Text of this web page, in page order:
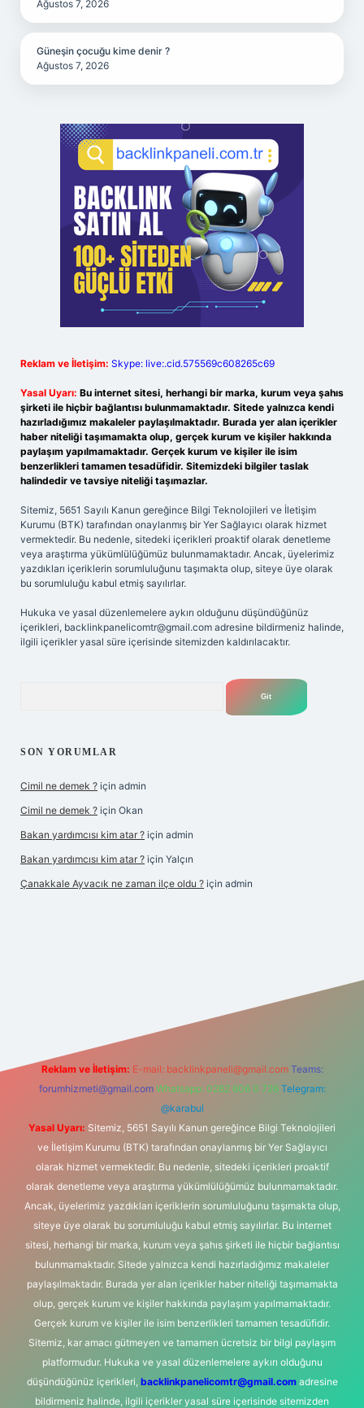
Ağustos 7, 2026
Güneşin çocuğu kime denir ?
Ağustos 7, 2026
Reklam ve İletişim: Skype: live:.cid.575569c608265c69
Yasal Uyarı: Bu internet sitesi, herhangi bir marka, kurum veya şahıs
şirketi ile hiçbir bağlantısı bulunmamaktadır. Sitede yalnızca kendi
hazırladığımız makaleler paylaşılmaktadır. Burada yer alan içerikler
haber niteliği taşımamakta olup, gerçek kurum ve kişiler hakkında
paylaşım yapılmamaktadır. Gerçek kurum ve kişiler ile isim
benzerlikleri tamamen tesadüfidir. Sitemizdeki bilgiler taslak
halindedir ve tavsiye niteliği taşımazlar.
Sitemiz, 5651 Sayılı Kanun gereğince Bilgi Teknolojileri ve İletişim
Kurumu (BTK) tarafından onaylanmış bir Yer Sağlayıcı olarak hizmet
vermektedir. Bu nedenle, sitedeki içerikleri proaktif olarak denetleme
veya araştırma yükümlülüğümüz bulunmamaktadır. Ancak, üyelerimiz
yazdıkları içeriklerin sorumluluğunu taşımakta olup, siteye üye olarak
bu sorumluluğu kabul etmiş sayılırlar.
Hukuka ve yasal düzenlemelere aykırı olduğunu düşündüğünüz
içerikleri, backlinkpanelicomtr@gmail.com adresine bildirmeniz halinde,
ilgili içerikler yasal süre içerisinde sitemizden kaldırılacaktır.
SON YORUMLAR
Cimil ne demek ? için admin
Cimil ne demek ? için Okan
Bakan yardımcısı kim atar ? için admin
Bakan yardımcısı kim atar ? için Yalçın
Çanakkale Ayvacık ne zaman ilçe oldu ? için admin
Reklam ve İletişim: E-mail: backlinkpaneli@gmail.com Teams:
forumhizmeti@gmail.com Whatsapp: 0262 606 0 726 Telegram:
@karabul
Yasal Uyarı: Sitemiz, 5651 Sayılı Kanun gereğince Bilgi Teknolojileri
ve İletişim Kurumu (BTK) tarafından onaylanmış bir Yer Sağlayıcı
olarak hizmet vermektedir. Bu nedenle, sitedeki içerikleri proaktif
olarak denetleme veya araştırma yükümlülüğümüz bulunmamaktadır.
Ancak, üyelerimiz yazdıkları içeriklerin sorumluluğunu taşımakta olup,
siteye üye olarak bu sorumluluğu kabul etmiş sayılırlar. Bu internet
sitesi, herhangi bir marka, kurum veya şahıs şirketi ile hiçbir bağlantısı
bulunmamaktadır. Sitede yalnızca kendi hazırladığımız makaleler
paylaşılmaktadır. Burada yer alan içerikler haber niteliği taşımamakta
olup, gerçek kurum ve kişiler hakkında paylaşım yapılmamaktadır.
Gerçek kurum ve kişiler ile isim benzerlikleri tamamen tesadüfidir.
Sitemiz, kar amacı gütmeyen ve tamamen ücretsiz bir bilgi paylaşım
platformudur. Hukuka ve yasal düzenlemelere aykırı olduğunu
düşündüğünüz içerikleri, backlinkpanelicomtr@gmail.comadresine
bildirmeniz halinde, ilgili içerikler yasal süre içerisinde sitemizden